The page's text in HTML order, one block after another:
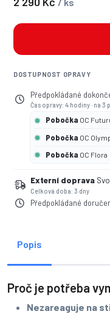
DOSTUPNOST OPRAVY
Předpokládané
Čas opravy: 4 hodiny · na 3
Pobočka OC
Pobočka OC
Pobočka OC Flora
Externí doprava
Celková doba: 3 dny
Předpokládané
Popis
Proč je potřeba
Nezareaguje na